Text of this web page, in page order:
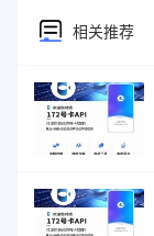
相关推荐